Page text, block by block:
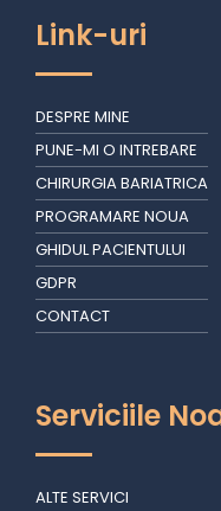
Link-uri
DESPRE MINE
PUNE-MI O INTREBARE
CHIRURGIA BARIATRICA
PROGRAMARE NOUA
GHIDUL PACIENTULUI
GDPR
CONTACT
Serviciile
ALTE SERVICI